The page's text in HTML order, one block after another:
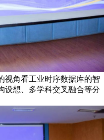
视角看工业时序数据库的智
设想、多学科交叉融合等分